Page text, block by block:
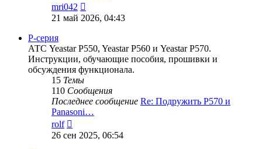
mri042
к
последнему
21 май 2026, 04:43
P-серия
АТС Yeastar P550, Yeastar P560 и Yeastar P570.
Инструкции, обучающие пособия, прошивки и
обсуждения функционала.
15 Темы
110 Сообщения
Последнее сообщение Re: Подружить P570 и
Panasoni…
rolf
к
последнему
26 сен 2025, 06:54